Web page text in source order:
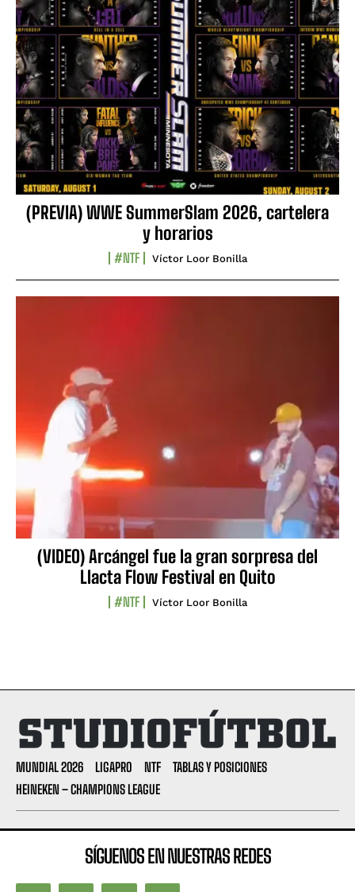
(PREVIA) WWE SummerSlam 2026, cartelera
y horarios
#NTF Víctor Loor Bonilla
(VIDEO) Arcángel fue la gran sorpresa del
Llacta Flow Festival en Quito
#NTF Víctor Loor Bonilla
MUNDIAL 2026 LIGAPRO NTF
TABLAS Y POSICIONES
HEINEKEN – CHAMPIONS LEAGUE
SÍGUENOS EN NUESTRAS REDES